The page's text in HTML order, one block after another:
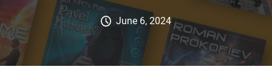
June 6, 2024